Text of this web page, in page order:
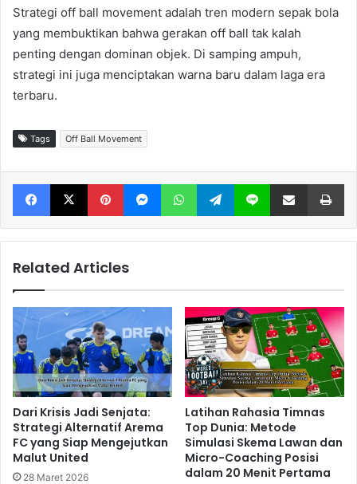
Strategi off ball movement adalah tren modern sepak bola
yang membuktikan bahwa gerakan off ball tak kalah
penting dengan dominan objek. Di samping ampuh,
strategi ini juga menciptakan warna baru dalam laga era
terbaru.
Tags Off Ball Movement
Facebook X Pinterest Messenger WhatsApp Telegram Line Share via Email
Related Articles
Dari Krisis Jadi Senjata:
Strategi Alternatif Arema
FC yang Siap Mengejutkan
Malut United
28 Maret 2026
Latihan Rahasia Timnas
Top Dunia: Metode
Simulasi Skema Lawan dan
Micro-Coaching Posisi
dalam 20 Menit Pertama